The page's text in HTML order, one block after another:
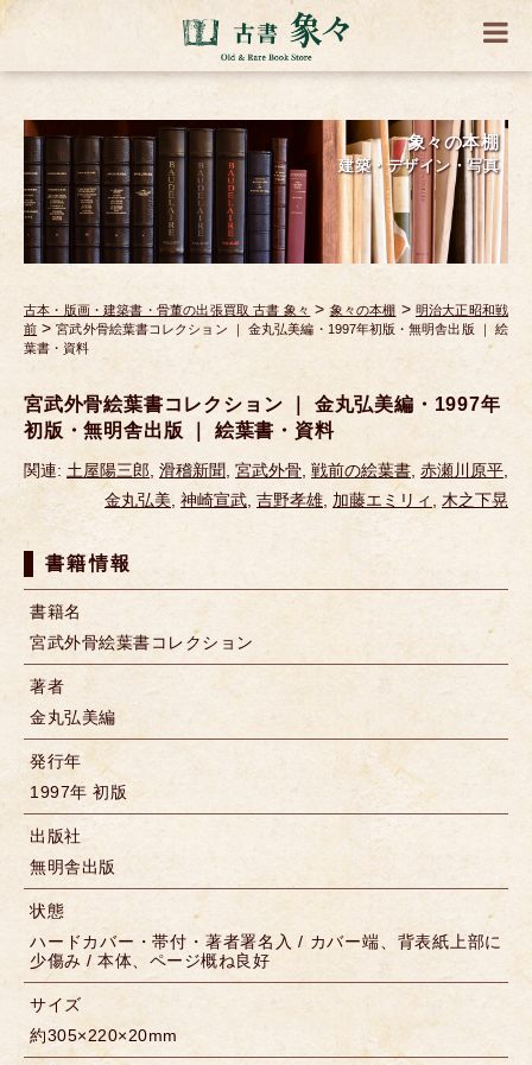
象々の本棚
建築・デザイン・写真
古本・版画・建築書・骨董の出張買取 古書 象々 > 象々の本棚 > 明治大正昭和戦
前 >宮武外骨絵葉書コレクション ｜ 金丸弘美編・1997年初版・無明舎出版 ｜ 絵
葉書・資料
宮武外骨絵葉書コレクション ｜ 金丸弘美編・1997年
初版・無明舎出版 ｜ 絵葉書・資料
関連: 土屋陽三郎, 滑稽新聞, 宮武外骨, 戦前の絵葉書, 赤瀬川原平,
金丸弘美, 神崎宣武, 吉野孝雄, 加藤エミリィ, 木之下晃
書籍情報
書籍名
宮武外骨絵葉書コレクション
著者
金丸弘美編
発行年
1997年 初版
出版社
無明舎出版
状態
ハードカバー・帯付・著者署名入 / カバー端、背表紙上部に
少傷み / 本体、ページ概ね良好
サイズ
約305×220×20mm